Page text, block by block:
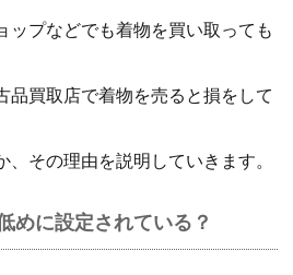
ップなどでも着物を買い取っても
品買取店で着物を売ると損をして
、その理由を説明していきます。
めに設定されている？